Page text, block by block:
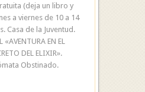
(deja un libro y
a viernes de 10 a 14
Casa de la Juventud.
EN EL
DEL ELIXIR».
Obstinado.